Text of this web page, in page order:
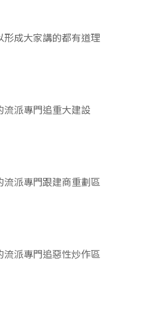
形成大家講的都有道理
流派專門追重大建設
流派專門跟建商重劃區
流派專門追惡性炒作區